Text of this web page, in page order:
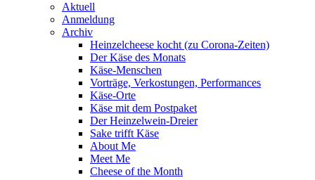
Aktuell
Anmeldung
Archiv
Heinzelcheese kocht (zu Corona-Zeiten)
Der Käse des Monats
Käse-Menschen
Vorträge, Verkostungen, Performances
Käse-Orte
Käse mit dem Postpaket
Der Heinzelwein-Dreier
Sake trifft Käse
About Me
Meet Me
Cheese of the Month